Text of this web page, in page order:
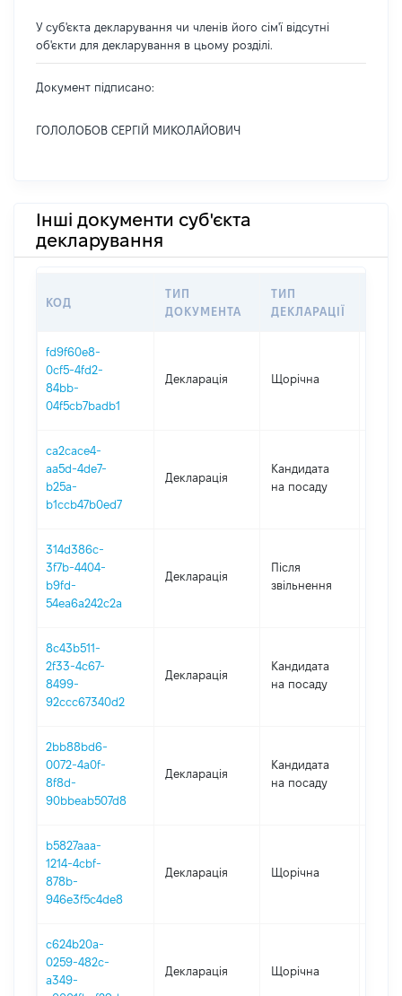
У суб'єкта декларування чи членів його сім'ї відсутні
об'єкти для декларування в цьому розділі.
Документ підписано:
ГОЛОЛОБОВ СЕРГІЙ МИКОЛАЙОВИЧ
Інші документи суб'єкта
декларування
КОД
ТИП
ДОКУМЕНТА
ТИП
ДЕКЛАРАЦІЇ
fd9f60e8-
0cf5-4fd2-
84bb-
04f5cb7badb1
Декларація Щорічна
ca2cace4-
aa5d-4de7-
b25a-
b1ccb47b0ed7
Декларація
Кандидата
на посаду
314d386c-
3f7b-4404-
b9fd-
54ea6a242c2a
Декларація
Після
звільнення
8c43b511-
2f33-4c67-
8499-
92ccc67340d2
Декларація
Кандидата
на посаду
2bb88bd6-
0072-4a0f-
8f8d-
90bbeab507d8
Декларація
Кандидата
на посаду
b5827aaa-
1214-4cbf-
878b-
946e3f5c4de8
Декларація Щорічна
c624b20a-
0259-482c-
a349-
Декларація Щорічна